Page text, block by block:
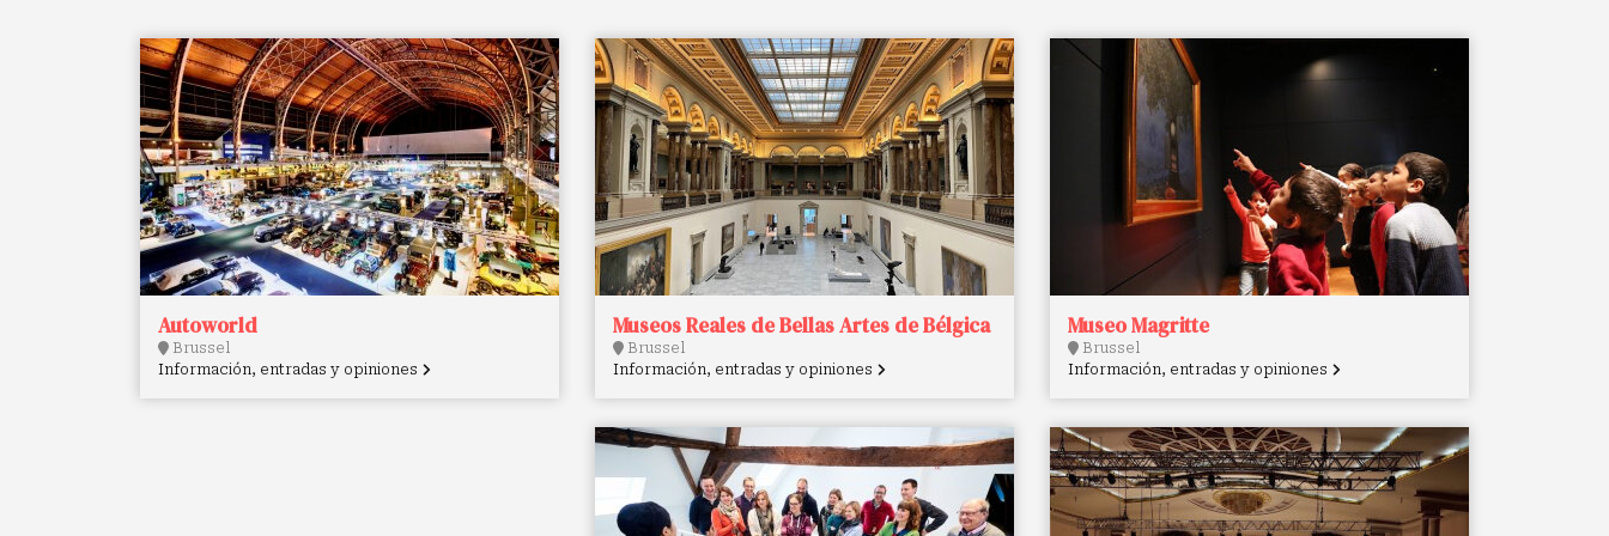
Autoworld
Brussel
Información, entradas y opiniones
Museos Reales de Bellas Artes de Bélgica
Brussel
Información, entradas y opiniones
Museo Magritte
Brussel
Información, entradas y opiniones